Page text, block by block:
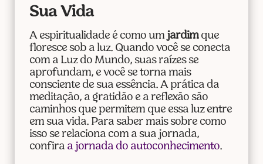
Sua Vida
A espiritualidade é como um jardimque
floresce sob a luz. Quando você se conecta
com a Luz do Mundo, suas raízes se
aprofundam, e você se torna mais
consciente de sua essência. A prática da
meditação, a gratidão e a reflexão são
caminhos que permitem que essa luz entre
em sua vida. Para saber mais sobre como
isso se relaciona com a sua jornada,
confira a jornada do autoconhecimento.